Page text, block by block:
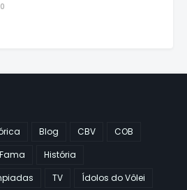
Blog CBV
COB
História
TV Ídolos do Vôlei